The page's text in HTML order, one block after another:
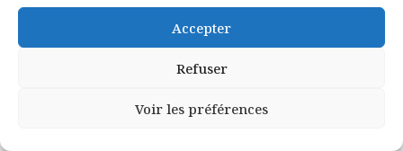
Accepter
Refuser
Voir les préférences
fonctionnaires qui s’engagent dans ces
quartiers. Par exemple, des centaines de
voitures de la ville pourraient être affectées
aux enseignants de ces quartiers comme